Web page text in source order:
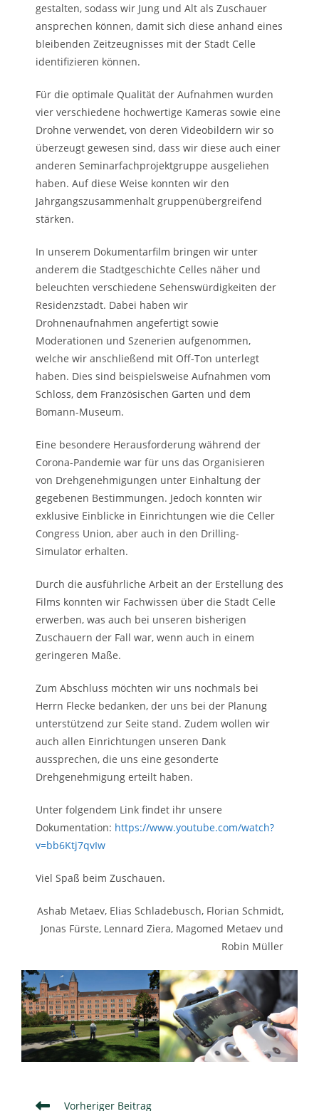
gestalten, sodass wir Jung und Alt als Zuschauer
ansprechen können, damit sich diese anhand eines
bleibenden Zeitzeugnisses mit der Stadt Celle
identifizieren können.
Für die optimale Qualität der Aufnahmen wurden
vier verschiedene hochwertige Kameras sowie eine
Drohne verwendet, von deren Videobildern wir so
überzeugt gewesen sind, dass wir diese auch einer
anderen Seminarfachprojektgruppe ausgeliehen
haben. Auf diese Weise konnten wir den
Jahrgangszusammenhalt gruppenübergreifend
stärken.
In unserem Dokumentarfilm bringen wir unter
anderem die Stadtgeschichte Celles näher und
beleuchten verschiedene Sehenswürdigkeiten der
Residenzstadt. Dabei haben wir
Drohnenaufnahmen angefertigt sowie
Moderationen und Szenerien aufgenommen,
welche wir anschließend mit Off-Ton unterlegt
haben. Dies sind beispielsweise Aufnahmen vom
Schloss, dem Französischen Garten und dem
Bomann-Museum.
Eine besondere Herausforderung während der
Corona-Pandemie war für uns das Organisieren
von Drehgenehmigungen unter Einhaltung der
gegebenen Bestimmungen. Jedoch konnten wir
exklusive Einblicke in Einrichtungen wie die Celler
Congress Union, aber auch in den Drilling-
Simulator erhalten.
Durch die ausführliche Arbeit an der Erstellung des
Films konnten wir Fachwissen über die Stadt Celle
erwerben, was auch bei unseren bisherigen
Zuschauern der Fall war, wenn auch in einem
geringeren Maße.
Zum Abschluss möchten wir uns nochmals bei
Herrn Flecke bedanken, der uns bei der Planung
unterstützend zur Seite stand. Zudem wollen wir
auch allen Einrichtungen unseren Dank
aussprechen, die uns eine gesonderte
Drehgenehmigung erteilt haben.
Unter folgendem Link findet ihr unsere
Dokumentation: https://www.youtube.com/watch?
v=bb6Ktj7qvIw
Viel Spaß beim Zuschauen.
Ashab Metaev, Elias Schladebusch, Florian Schmidt,
Jonas Fürste, Lennard Ziera, Magomed Metaev und
Robin Müller
WeitereVorheriger Beitrag